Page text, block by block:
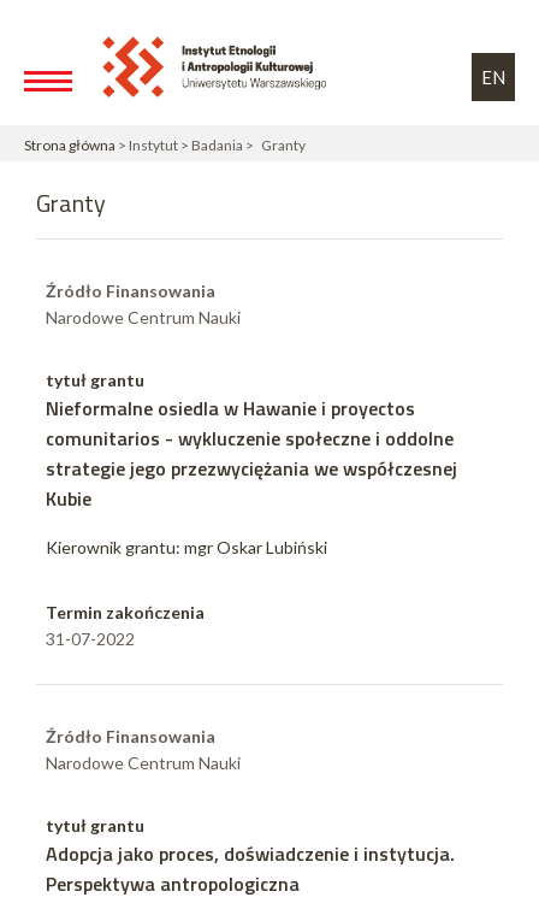
EN
Strona główna > Instytut > Badania > Granty
Granty
Źródło Finansowania
Narodowe Centrum Nauki
tytuł grantu
Nieformalne osiedla w Hawanie i proyectos
comunitarios - wykluczenie społeczne i oddolne
strategie jego przezwyciężania we współczesnej
Kubie
Kierownik grantu: mgr Oskar Lubiński
Termin zakończenia
31-07-2022
Źródło Finansowania
Narodowe Centrum Nauki
tytuł grantu
Adopcja jako proces, doświadczenie i instytucja.
Perspektywa antropologiczna